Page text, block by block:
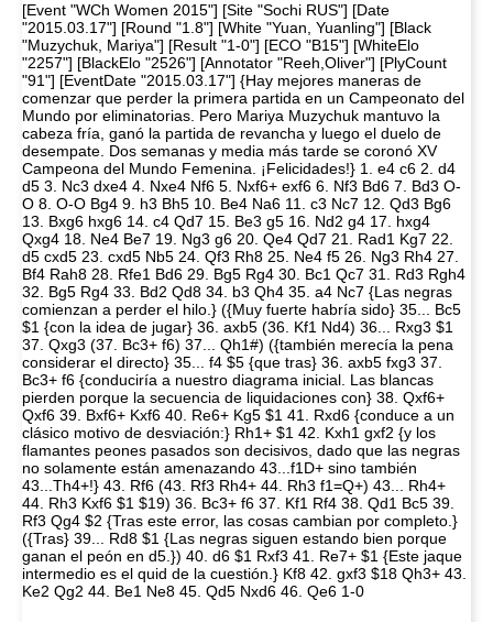
[Event "WCh Women 2015"] [Site "Sochi RUS"] [Date
"2015.03.17"] [Round "1.8"] [White "Yuan, Yuanling"] [Black
"Muzychuk, Mariya"] [Result "1-0"] [ECO "B15"] [WhiteElo
"2257"] [BlackElo "2526"] [Annotator "Reeh,Oliver"] [PlyCount
"91"] [EventDate "2015.03.17"] {Hay mejores maneras de
comenzar que perder la primera partida en un Campeonato del
Mundo por eliminatorias. Pero Mariya Muzychuk mantuvo la
cabeza fría, ganó la partida de revancha y luego el duelo de
desempate. Dos semanas y media más tarde se coronó XV
Campeona del Mundo Femenina. ¡Felicidades!} 1. e4 c6 2. d4
d5 3. Nc3 dxe4 4. Nxe4 Nf6 5. Nxf6+ exf6 6. Nf3 Bd6 7. Bd3 O-
O 8. O-O Bg4 9. h3 Bh5 10. Be4 Na6 11. c3 Nc7 12. Qd3 Bg6
13. Bxg6 hxg6 14. c4 Qd7 15. Be3 g5 16. Nd2 g4 17. hxg4
Qxg4 18. Ne4 Be7 19. Ng3 g6 20. Qe4 Qd7 21. Rad1 Kg7 22.
d5 cxd5 23. cxd5 Nb5 24. Qf3 Rh8 25. Ne4 f5 26. Ng3 Rh4 27.
Bf4 Rah8 28. Rfe1 Bd6 29. Bg5 Rg4 30. Bc1 Qc7 31. Rd3 Rgh4
32. Bg5 Rg4 33. Bd2 Qd8 34. b3 Qh4 35. a4 Nc7 {Las negras
comienzan a perder el hilo.} ({Muy fuerte habría sido} 35... Bc5
$1 {con la idea de jugar} 36. axb5 (36. Kf1 Nd4) 36... Rxg3 $1
37. Qxg3 (37. Bc3+ f6) 37... Qh1#) ({también merecía la pena
considerar el directo} 35... f4 $5 {que tras} 36. axb5 fxg3 37.
Bc3+ f6 {conduciría a nuestro diagrama inicial. Las blancas
pierden porque la secuencia de liquidaciones con} 38. Qxf6+
Qxf6 39. Bxf6+ Kxf6 40. Re6+ Kg5 $1 41. Rxd6 {conduce a un
clásico motivo de desviación:} Rh1+ $1 42. Kxh1 gxf2 {y los
flamantes peones pasados son decisivos, dado que las negras
no solamente están amenazando 43...f1D+ sino también
43...Th4+!} 43. Rf6 (43. Rf3 Rh4+ 44. Rh3 f1=Q+) 43... Rh4+
44. Rh3 Kxf6 $1 $19) 36. Bc3+ f6 37. Kf1 Rf4 38. Qd1 Bc5 39.
Rf3 Qg4 $2 {Tras este error, las cosas cambian por completo.}
({Tras} 39... Rd8 $1 {Las negras siguen estando bien porque
ganan el peón en d5.}) 40. d6 $1 Rxf3 41. Re7+ $1 {Este jaque
intermedio es el quid de la cuestión.} Kf8 42. gxf3 $18 Qh3+ 43.
Ke2 Qg2 44. Be1 Ne8 45. Qd5 Nxd6 46. Qe6 1-0